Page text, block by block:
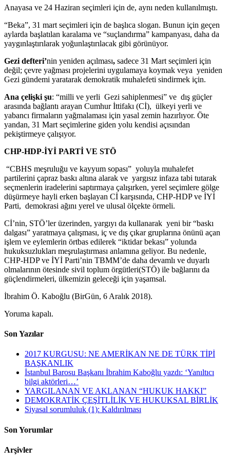
Anayasa ve 24 Haziran seçimleri için de, aynı neden kullanılmıştı.
“Beka”, 31 mart seçimleri için de başlıca slogan. Bunun için geçen
aylarda başlatılan karalama ve “suçlandırma” kampanyası, daha da
yaygınlaştırılarak yoğunlaştırılacak gibi görünüyor.
Gezi defteri’nin yeniden açılması, sadece 31 Mart seçimleri için
değil; çevre yağması projelerini uygulamaya koymak veya yeniden
Gezi gündemi yaratarak demokratik muhalefeti sindirmek için.
Ana çelişki şu: “milli ve yerli Gezi sahiplenmesi” ve dış güçler
arasında bağlantı arayan Cumhur İttifakı (Cİ), ülkeyi yerli ve
yabancı firmaların yağmalaması için yasal zemin hazırlıyor. Öte
yandan, 31 Mart seçimlerine giden yolu kendisi açısından
pekiştirmeye çalışıyor.
CHP-HDP-İYİ PARTİ VE STÖ
“CBHS meşruluğu ve kayyum sopası” yoluyla muhalefet
partilerini çapraz baskı altına alarak ve yargısız infaza tabi tutarak
seçmenlerin iradelerini saptırmaya çalışırken, yerel seçimlere gölge
düşürmeye hayli erken başlayan Cİ karşısında, CHP-HDP ve İYİ
Parti, demokrasi ağını yerel ve ulusal ölçekte örmeli.
Cİ’nin, STÖ’ler üzerinden, yargıyı da kullanarak yeni bir “baskı
dalgası” yaratmaya çalışması, iç ve dış çıkar gruplarına önünü açan
işlem ve eylemlerin örtbas edilerek “iktidar bekası” yolunda
hukuksuzlukları meşrulaştırması anlamına geliyor. Bu nedenle,
CHP-HDP ve İYİ Parti’nin TBMM’de daha devamlı ve duyarlı
olmalarının ötesinde sivil toplum örgütleri(STÖ) ile bağlarını da
güçlendirmeleri, ülkemizin geleceği için yaşamsal.
İbrahim Ö. Kaboğlu (BirGün, 6 Aralık 2018).
Yoruma kapalı.
Son Yazılar
2017 KURGUSU: NE AMERİKAN NE DE TÜRK TİPİ
BAŞKANLIK
İstanbul Barosu Başkanı İbrahim Kaboğlu yazdı: ‘Yanıltıcı
bilgi aktörleri…’
YARGILANAN VE AKLANAN “HUKUK HAKKI”
DEMOKRATİK ÇEŞİTLİLİK VE HUKUKSAL BİRLİK
Siyasal sorumluluk (1): Kaldırılması
Son Yorumlar
Arşivler